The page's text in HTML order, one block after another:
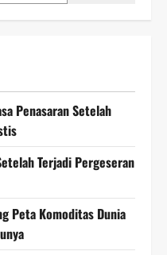
Penasaran Setelah
Terjadi Pergeseran
Peta Komoditas Dunia